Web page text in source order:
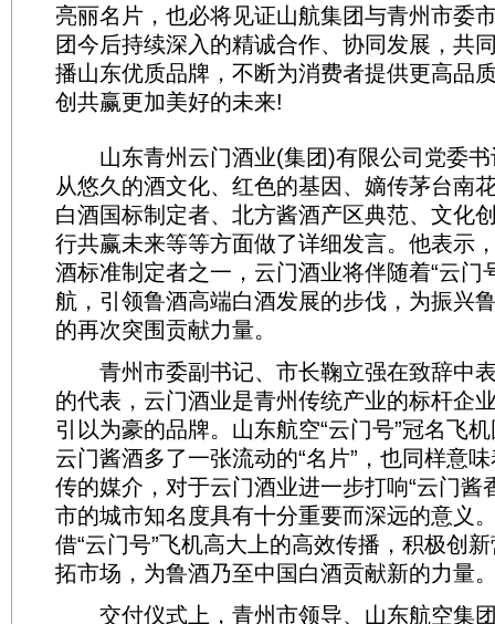
亮丽名片，也必将见证山航集团与青州市委
团今后持续深入的精诚合作、协同发展，共
播山东优质品牌，不断为消费者提供更高品
创共赢更加美好的未来!
山东青州云门酒业(集团)有限公司党委书
从悠久的酒文化、红色的基因、嫡传茅台南
白酒国标制定者、北方酱酒产区典范、文化
行共赢未来等等方面做了详细发言。他表示
酒标准制定者之一，云门酒业将伴随着“云门
航，引领鲁酒高端白酒发展的步伐，为振兴
的再次突围贡献力量。
青州市委副书记、市长鞠立强在致辞中
的代表，云门酒业是青州传统产业的标杆企
引以为豪的品牌。山东航空“云门号”冠名飞
云门酱酒多了一张流动的“名片”，也同样意
传的媒介，对于云门酒业进一步打响“云门酱
市的城市知名度具有十分重要而深远的意义
借“云门号”飞机高大上的高效传播，积极创
拓市场，为鲁酒乃至中国白酒贡献新的力量
交付仪式上，青州市领导、山东航空集